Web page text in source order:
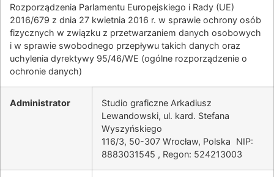
Rozporządzenia Parlamentu Europejskiego i Rady (UE)
2016/679 z dnia 27 kwietnia 2016 r. w sprawie ochrony osób
fizycznych w związku z przetwarzaniem danych osobowych
i w sprawie swobodnego przepływu takich danych oraz
uchylenia dyrektywy 95/46/WE (ogólne rozporządzenie o
ochronie danych)
Administrator
Studio graficzne Arkadiusz
Lewandowski, ul. kard. Stefana
Wyszyńskiego
116/3, 50-307 Wrocław, Polska NIP:
8883031545 , Regon: 524213003